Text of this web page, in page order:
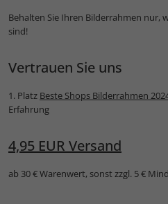
Behalten Sie Ihren Bilderrahmen nur,
sind!
Vertrauen Sie uns
1. Platz Beste Shops Bilderrahmen
Erfahrung
4,95 EUR Versand
ab 30 € Warenwert, sonst zzgl. 5 €